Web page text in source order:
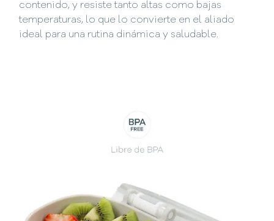
contenido, y resiste tanto altas como bajas
temperaturas, lo que lo convierte en el aliado
ideal para una rutina dinámica y saludable.